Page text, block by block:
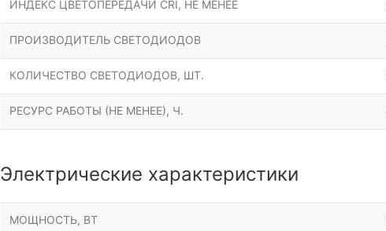
ИНДЕКС ЦВЕТОПЕРЕДАЧИ CRI, НЕ МЕНЕЕ
ПРОИЗВОДИТЕЛЬ СВЕТОДИОДОВ
КОЛИЧЕСТВО СВЕТОДИОДОВ, ШТ.
РЕСУРС РАБОТЫ (НЕ МЕНЕЕ), Ч.
Электрические характеристики
МОЩНОСТЬ, ВТ